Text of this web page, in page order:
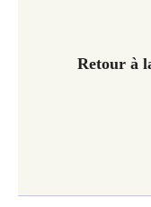
Retour à